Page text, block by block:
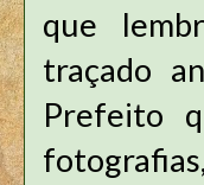
que
traçado
Prefeito